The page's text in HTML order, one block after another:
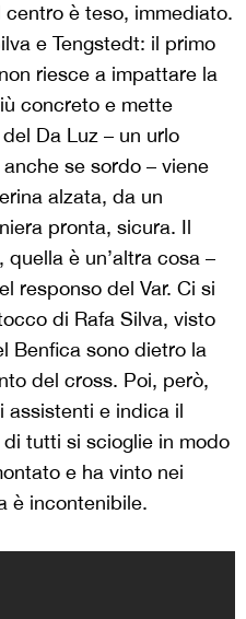
è teso, immediato.
e Tengstedt: il primo
riesce a impattare la
concreto e mette
Da Luz – un urlo
se sordo – viene
alzata, da un
pronta, sicura. Il
è un’altra cosa –
responso del Var. Ci si
di Rafa Silva, visto
Benfica sono dietro la
del cross. Poi, però,
assistenti e indica il
tutti si scioglie in modo
e ha vinto nei
è incontenibile.